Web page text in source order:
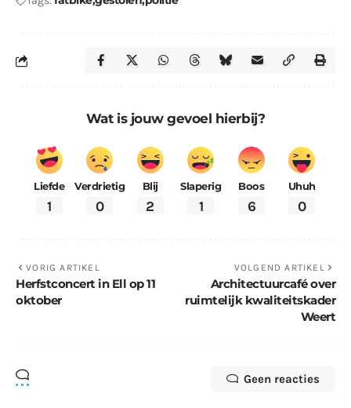
Wat is jouw gevoel hierbij?
Liefde
1
Verdrietig
0
Blij
2
Slaperig
1
Boos
6
Uhuh
0
VORIG ARTIKEL
Herfstconcert in Ell op 11
oktober
VOLGEND ARTIKEL
Architectuurcafé over
ruimtelijk kwaliteitskader
Weert
Geen reacties